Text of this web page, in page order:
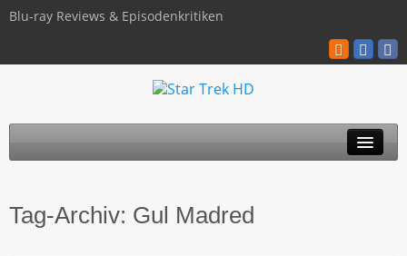
Blu-ray Reviews & Episodenkritiken
TNG
Tag-Archiv: Gul Madred